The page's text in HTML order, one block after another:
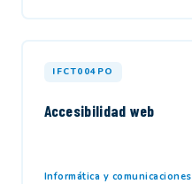
IFCT004PO
Accesibilidad web
Informática y comunicaciones